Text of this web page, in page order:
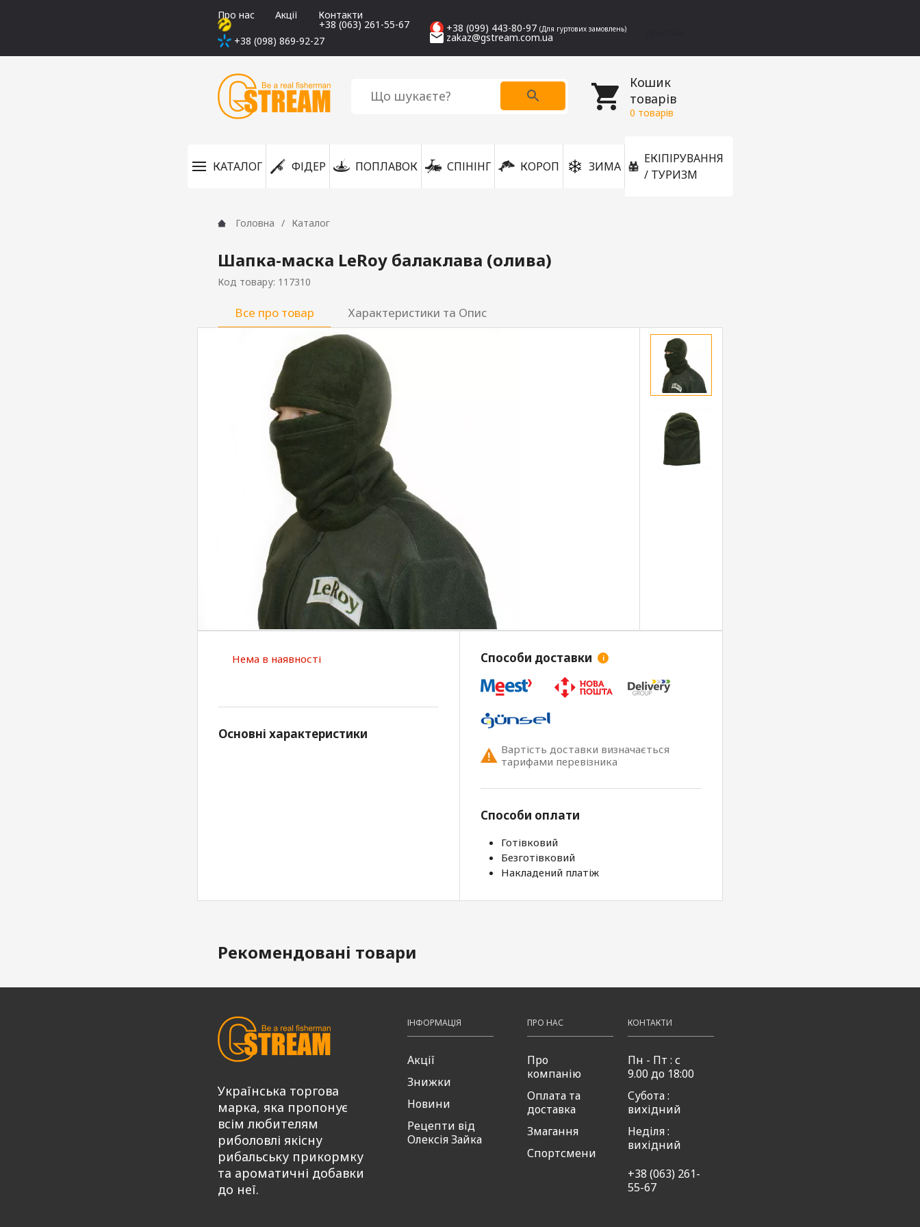
Про нас Акції Контакти
+38 (063) 261-55-67
+38 (098) 869-92-27
+38 (099) 443-80-97 (Для гуртових замовлень)
zakaz@gstream.com.ua
Кошик
товарів
0 товарів
КАТАЛОГ ФІДЕР ПОПЛАВОК СПІНІНГ КОРОП ЗИМА
ЕКІПІРУВАННЯ
/ ТУРИЗМ
Головна Каталог
Шапка-маска LeRoy балаклава (олива)
Код товару: 117310
Все про товар Характеристики та Опис
Нема в наявності
Основні характеристики
Способи доставки i
Вартість доставки визначається
тарифами перевізника
Способи оплати
Готівковий
Безготівковий
Накладений платіж
Рекомендовані товари
Українська торгова
марка, яка пропонує
всім любителям
риболовлі якісну
рибальську прикормку
та ароматичні добавки
до неї.
ІНФОРМАЦІЯ
Акції
Знижки
Новини
Рецепти від
Олексія Зайка
ПРО НАС
Про
компанію
Оплата та
доставка
Змагання
Спортсмени
КОНТАКТИ
Пн - Пт : с
9.00 до 18:00
Субота :
вихідний
Неділя :
вихідний
+38 (063) 261-
55-67